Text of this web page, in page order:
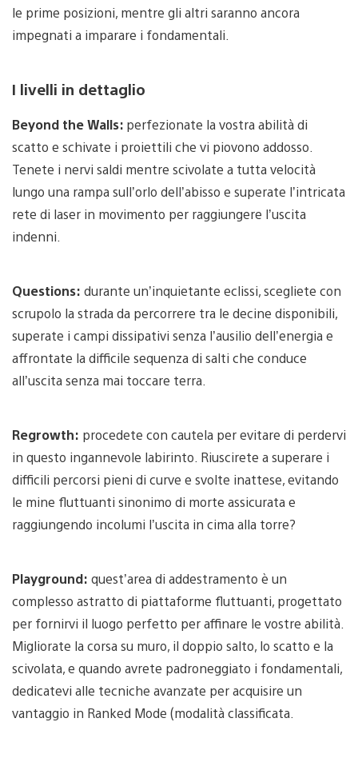
le prime posizioni, mentre gli altri saranno ancora
impegnati a imparare i fondamentali.
I livelli in dettaglio
Beyond the Walls: perfezionate la vostra abilità di
scatto e schivate i proiettili che vi piovono addosso.
Tenete i nervi saldi mentre scivolate a tutta velocità
lungo una rampa sull’orlo dell’abisso e superate l’intricata
rete di laser in movimento per raggiungere l’uscita
indenni.
Questions: durante un’inquietante eclissi, scegliete con
scrupolo la strada da percorrere tra le decine disponibili,
superate i campi dissipativi senza l’ausilio dell’energia e
affrontate la difficile sequenza di salti che conduce
all’uscita senza mai toccare terra.
Regrowth: procedete con cautela per evitare di perdervi
in questo ingannevole labirinto. Riuscirete a superare i
difficili percorsi pieni di curve e svolte inattese, evitando
le mine fluttuanti sinonimo di morte assicurata e
raggiungendo incolumi l’uscita in cima alla torre?
Playground: quest’area di addestramento è un
complesso astratto di piattaforme fluttuanti, progettato
per fornirvi il luogo perfetto per affinare le vostre abilità.
Migliorate la corsa su muro, il doppio salto, lo scatto e la
scivolata, e quando avrete padroneggiato i fondamentali,
dedicatevi alle tecniche avanzate per acquisire un
vantaggio in Ranked Mode (modalità classificata.